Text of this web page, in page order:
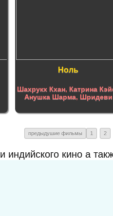
Ноль
Шахрукх Кхан, Катрина
Анушка Шарма, Шридеви
предыдушие фильмы 1 2
индийского кино а